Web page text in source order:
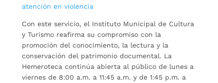
atención en violencia
Con este servicio, el Instituto Municipal de Cultura
y Turismo reafirma su compromiso con la
promoción del conocimiento, la lectura y la
conservación del patrimonio documental. La
Hemeroteca continúa abierta al público de lunes a
viernes de 8:00 a.m. a 11:45 a.m. y de 1:45 p.m. a